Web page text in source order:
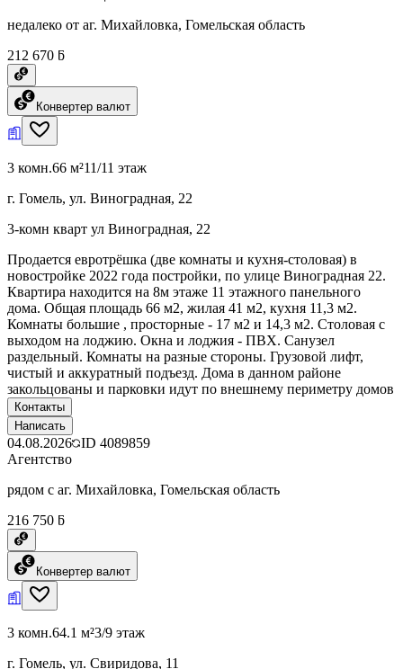
недалеко от аг. Михайловка, Гомельская область
212 670 ƃ
Конвертер валют
3 комн.66 м²11/11 этаж
г. Гомель, ул. Виноградная, 22
3-комн кварт ул Виноградная, 22
Продается евротрёшка (две комнаты и кухня-столовая) в
новостройке 2022 года постройки, по улице Виноградная 22.
Квартира находится на 8м этаже 11 этажного панельного
дома. Общая площадь 66 м2, жилая 41 м2, кухня 11,3 м2.
Комнаты большие , просторные - 17 м2 и 14,3 м2. Столовая с
выходом на лоджию. Окна и лоджия - ПВХ. Санузел
раздельный. Комнаты на разные стороны. Грузовой лифт,
чистый и аккуратный подъезд. Дома в данном районе
закольцованы и парковки идут по внешнему периметру домов
Контакты
Написать
04.08.2026 ID 4089859
Агентство
рядом с аг. Михайловка, Гомельская область
216 750 ƃ
Конвертер валют
3 комн.64.1 м²3/9 этаж
г. Гомель, ул. Свиридова, 11